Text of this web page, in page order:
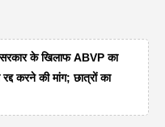
के खिलाफ ABVP का
करने की मांग; छात्रों का